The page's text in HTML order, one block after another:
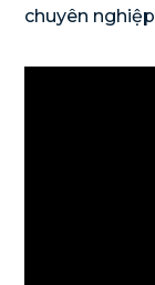
chuyên